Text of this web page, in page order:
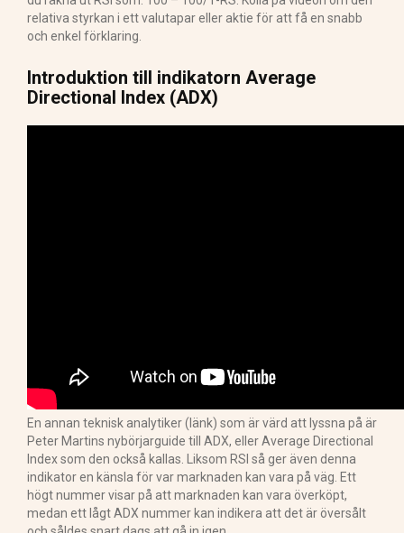
relativa styrkan i ett valutapar eller aktie för att få en snabb
och enkel förklaring.
Introduktion till indikatorn Average
Directional Index (ADX)
En annan teknisk analytiker (länk) som är värd att lyssna på är
Peter Martins nybörjarguide till ADX, eller Average Directional
Index som den också kallas. Liksom RSI så ger även denna
indikator en känsla för var marknaden kan vara på väg. Ett
högt nummer visar på att marknaden kan vara överköpt,
medan ett lågt ADX nummer kan indikera att det är översålt